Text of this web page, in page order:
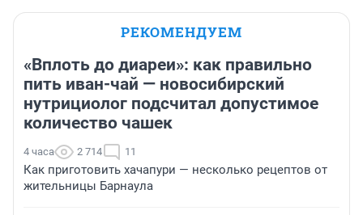
РЕКОМЕНДУЕМ
«Вплоть до диареи»: как правильно
пить иван-чай — новосибирский
нутрициолог подсчитал допустимое
количество чашек
4 часа 2 714 11
Как приготовить хачапури — несколько рецептов от
жительницы Барнаула